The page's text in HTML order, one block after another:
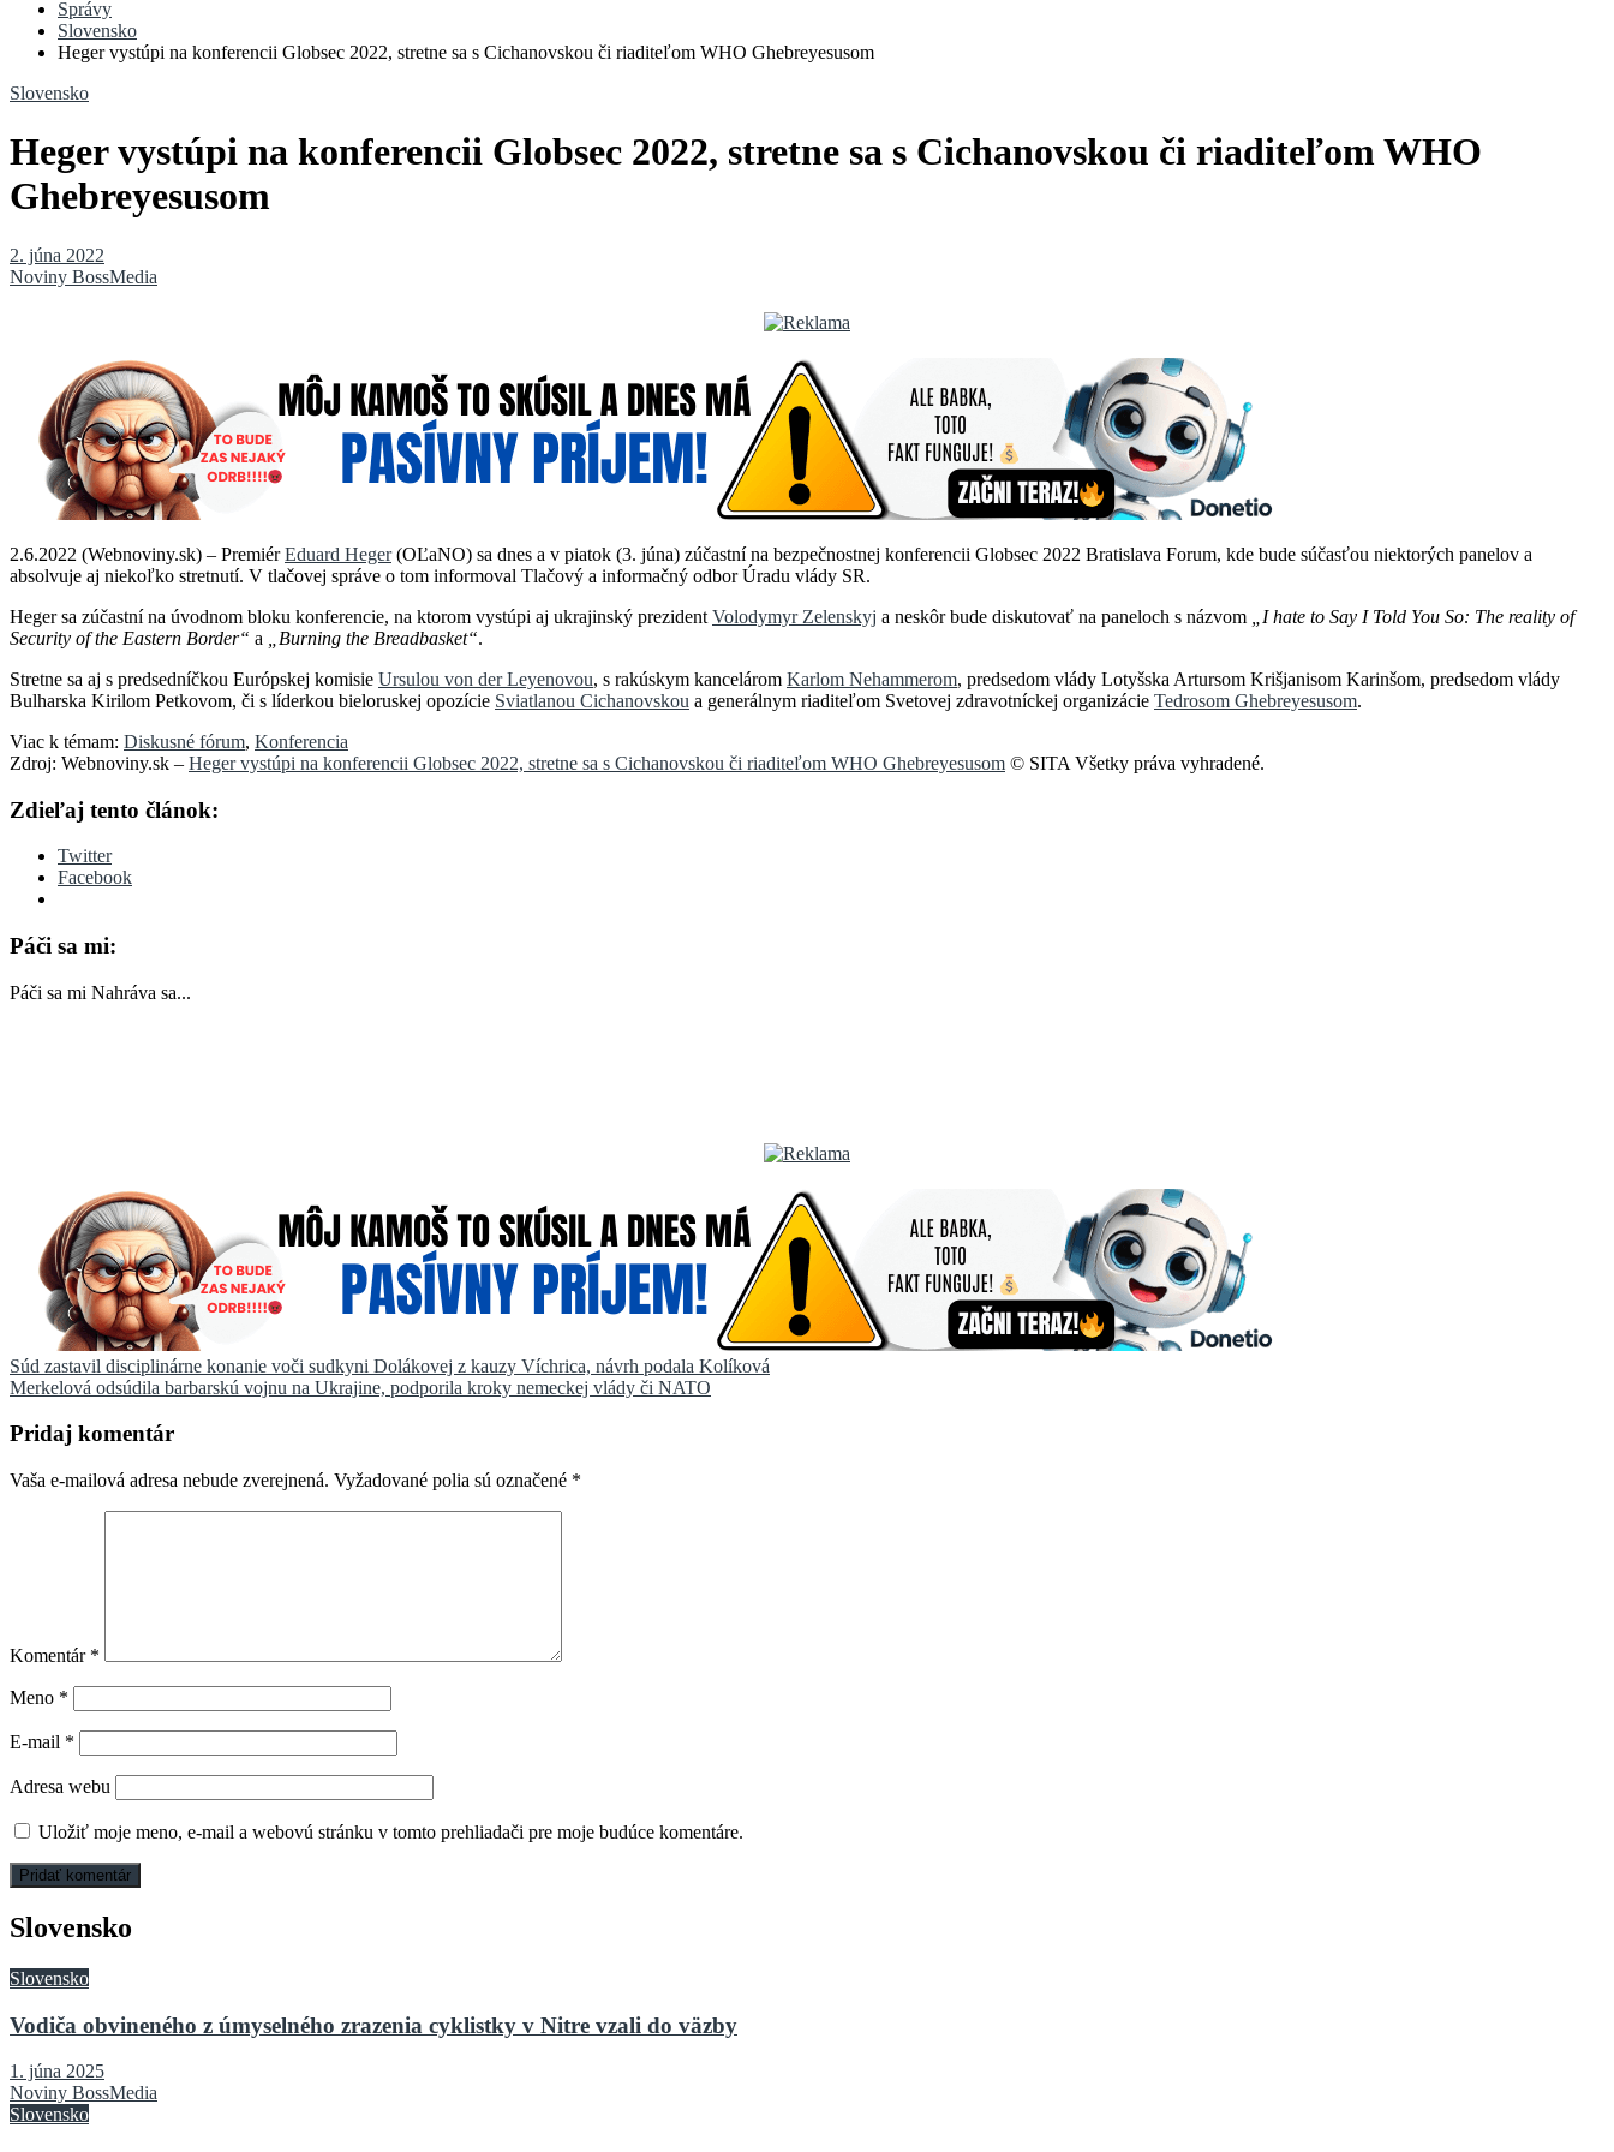
Správy
Slovensko
Heger vystúpi na konferencii Globsec 2022, stretne sa s Cichanovskou či riaditeľom WHO Ghebreyesusom
Slovensko
Heger vystúpi na konferencii Globsec 2022, stretne sa s Cichanovskou či riaditeľom WHO
Ghebreyesusom
2. júna 2022
Noviny BossMedia
2.6.2022 (Webnoviny.sk) – PremiérEduard Heger(OĽaNO) sa dnes a v piatok (3. júna) zúčastní na bezpečnostnej konferencii Globsec 2022 Bratislava Forum, kde bude súčasťou niektorých panelov a
absolvuje aj niekoľko stretnutí. V tlačovej správe o tom informoval Tlačový a informačný odbor Úradu vlády SR.
Heger sa zúčastní na úvodnom bloku konferencie, na ktorom vystúpi aj ukrajinský prezident Volodymyr Zelenskyj a neskôr bude diskutovať na paneloch s názvom „I hate to Say I Told You So: The reality of
Security of the Eastern Border“ a „Burning the Breadbasket“.
Stretne sa aj s predsedníčkou Európskej komisie Ursulou von der Leyenovou, s rakúskym kancelárom Karlom Nehammerom, predsedom vlády Lotyšska Artursom Krišjanisom Karinšom, predsedom vlády
Bulharska Kirilom Petkovom, či s líderkou bieloruskej opozície Sviatlanou Cichanovskou a generálnym riaditeľom Svetovej zdravotníckej organizácie Tedrosom Ghebreyesusom.
Viac k témam: Diskusné fórum, Konferencia
Zdroj: Webnoviny.sk – Heger vystúpi na konferencii Globsec 2022, stretne sa s Cichanovskou či riaditeľom WHO Ghebreyesusom © SITA Všetky práva vyhradené.
Zdieľaj tento článok:
Twitter
Facebook
Páči sa mi:
Páči sa mi Nahráva sa...
Navigácia
v
článku
Súd zastavil disciplinárne konanie voči sudkyni Dolákovej z kauzy Víchrica, návrh podala Kolíková
Merkelová odsúdila barbarskú vojnu na Ukrajine, podporila kroky nemeckej vlády či NATO
Pridaj komentár
Vaša e-mailová adresa nebude zverejnená. Vyžadované polia sú označené *
Komentár *
Meno *
E-mail *
Adresa webu
Uložiť moje meno, e-mail a webovú stránku v tomto prehliadači pre moje budúce komentáre.
Slovensko
Slovensko
Vodiča obvineného z úmyselného zrazenia cyklistky v Nitre vzali do väzby
1. júna 2025
Noviny BossMedia
Slovensko